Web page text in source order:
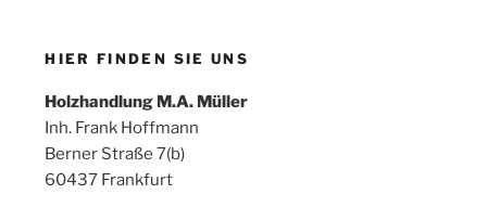
HIER FINDEN SIE UNS
Holzhandlung M.A. Müller
Inh. Frank Hoffmann
Berner Straße 7(b)
60437 Frankfurt